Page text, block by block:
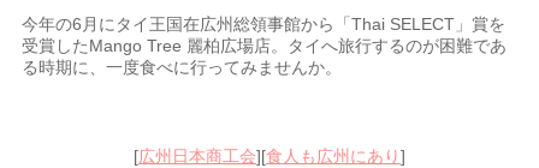
今年の6月にタイ王国在広州総領事館から「Thai SELECT」賞を
受賞したMango Tree 麗柏広場店。タイへ旅行するのが困難であ
る時期に、一度食べに行ってみませんか。
[広州日本商工会][食人も広州にあり]